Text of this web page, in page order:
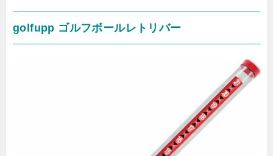
golfupp ゴルフボールレトリバー